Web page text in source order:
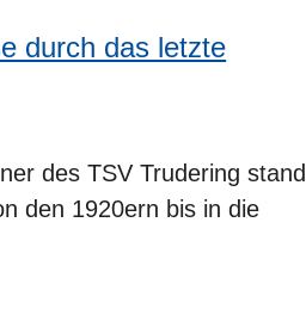
durch das letzte
des TSV Trudering stand
den 1920ern bis in die